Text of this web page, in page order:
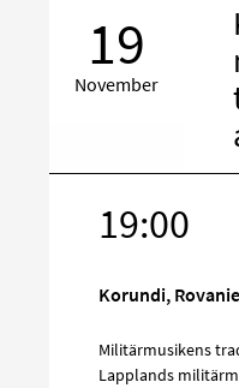
19
November
19:00
Korundi,
Militärmusikens
Lapplands